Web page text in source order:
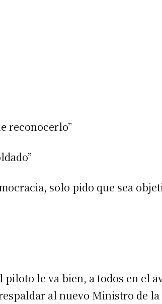
reconocerlo”
solo pido que sea
le va bien, a todos en el
al nuevo Ministro de la